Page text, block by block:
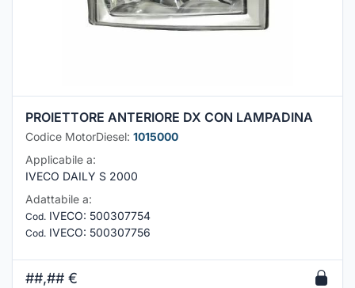
PROIETTORE ANTERIORE DX CON LAMPADINA
Codice MotorDiesel: 1015000
Applicabile a:
IVECO DAILY S 2000
Adattabile a:
Cod. IVECO: 500307754
Cod. IVECO: 500307756
##,## €